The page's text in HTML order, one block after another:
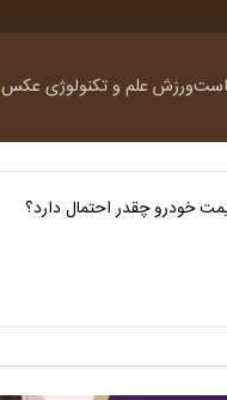
ورزش علم و تکنولوژی عکس
خودرو چقدر احتمال دارد؟